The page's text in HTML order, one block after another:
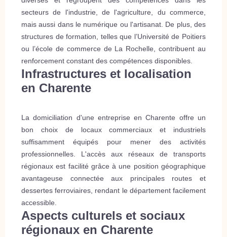
secteurs de l'industrie, de l'agriculture, du commerce,
mais aussi dans le numérique ou l'artisanat. De plus, des
structures de formation, telles que l’Université de Poitiers
ou l’école de commerce de La Rochelle, contribuent au
renforcement constant des compétences disponibles.
Infrastructures et localisation
en Charente
La domiciliation d'une entreprise en Charente offre un
bon choix de locaux commerciaux et industriels
suffisamment équipés pour mener des activités
professionnelles. L'accès aux réseaux de transports
régionaux est facilité grâce à une position géographique
avantageuse connectée aux principales routes et
dessertes ferroviaires, rendant le département facilement
accessible.
Aspects culturels et sociaux
régionaux en Charente